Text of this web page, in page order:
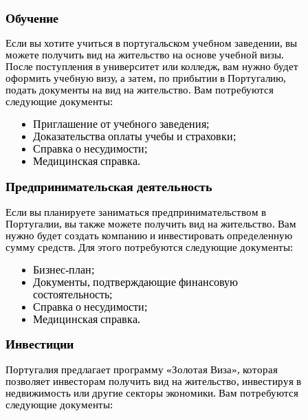
Обучение
Если вы хотите учиться в португальском учебном заведении, вы
можете получить вид на жительство на основе учебной визы.
После поступления в университет или колледж, вам нужно будет
оформить учебную визу, а затем, по прибытии в Португалию,
подать документы на вид на жительство. Вам потребуются
следующие документы:
Приглашение от учебного заведения;
Доказательства оплаты учебы и страховки;
Справка о несудимости;
Медицинская справка.
Предпринимательская деятельность
Если вы планируете заниматься предпринимательством в
Португалии, вы также можете получить вид на жительство. Вам
нужно будет создать компанию и инвестировать определенную
сумму средств. Для этого потребуются следующие документы:
Бизнес-план;
Документы, подтверждающие финансовую
состоятельность;
Справка о несудимости;
Медицинская справка.
Инвестиции
Португалия предлагает программу «Золотая Виза», которая
позволяет инвесторам получить вид на жительство, инвестируя в
недвижимость или другие секторы экономики. Вам потребуются
следующие документы: